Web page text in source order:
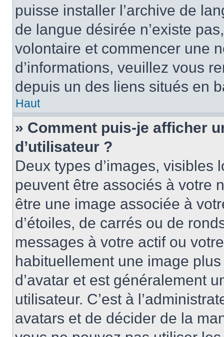
puisse installer l’archive de
de langue désirée n’existe
volontaire et commencer une
d’informations, veuillez vous
depuis un des liens situés en
Haut
» Comment puis-je afficher
d’utilisateur ?
Deux types d’images,
peuvent être associés à votre
être une image associée à
d’étoiles, de carrés ou de
messages à votre actif ou
habituellement une image
d’avatar et est généralement
utilisateur. C’est à
avatars et de décider de la